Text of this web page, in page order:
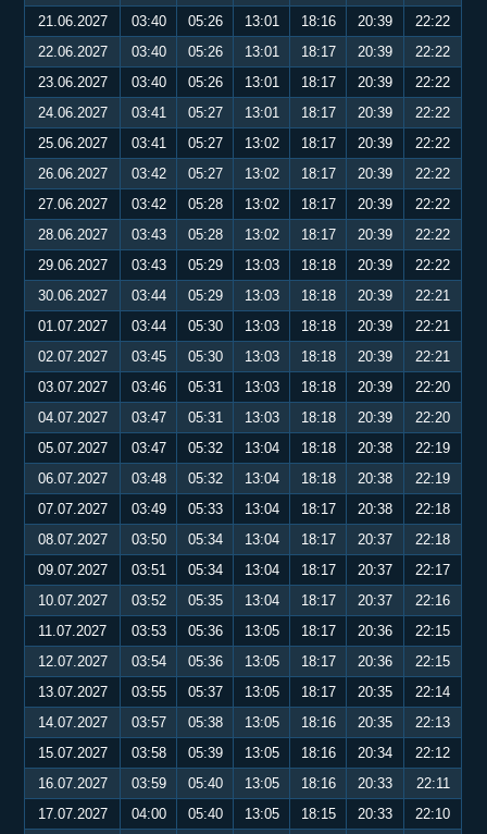
21.06.2027
03:40 05:26 13:01 18:16 20:39
22:22
22.06.2027
03:40 05:26 13:01 18:17 20:39
22:22
23.06.2027
03:40 05:26 13:01 18:17 20:39
22:22
24.06.2027
03:41 05:27 13:01 18:17 20:39
22:22
25.06.2027
03:41 05:27 13:02 18:17 20:39
22:22
26.06.2027
03:42 05:27 13:02 18:17 20:39
22:22
27.06.2027
03:42 05:28 13:02 18:17 20:39
22:22
28.06.2027
03:43 05:28 13:02 18:17 20:39
22:22
29.06.2027
03:43 05:29 13:03 18:18 20:39
22:22
30.06.2027
03:44 05:29 13:03 18:18 20:39
22:21
01.07.2027
03:44 05:30 13:03 18:18 20:39
22:21
02.07.2027
03:45 05:30 13:03 18:18 20:39
22:21
03.07.2027
03:46 05:31 13:03 18:18 20:39
22:20
04.07.2027
03:47 05:31 13:03 18:18 20:39
22:20
05.07.2027
03:47 05:32 13:04 18:18 20:38
22:19
06.07.2027
03:48 05:32 13:04 18:18 20:38
22:19
07.07.2027
03:49 05:33 13:04 18:17 20:38
22:18
08.07.2027
03:50 05:34 13:04 18:17 20:37
22:18
09.07.2027
03:51 05:34 13:04 18:17 20:37
22:17
10.07.2027
03:52 05:35 13:04 18:17 20:37
22:16
11.07.2027
03:53 05:36 13:05 18:17 20:36
22:15
12.07.2027
03:54 05:36 13:05 18:17 20:36
22:15
13.07.2027
03:55 05:37 13:05 18:17 20:35
22:14
14.07.2027
03:57 05:38 13:05 18:16 20:35
22:13
15.07.2027
03:58 05:39 13:05 18:16 20:34
22:12
16.07.2027
03:59 05:40 13:05 18:16 20:33
22:11
17.07.2027
04:00 05:40 13:05 18:15 20:33
22:10